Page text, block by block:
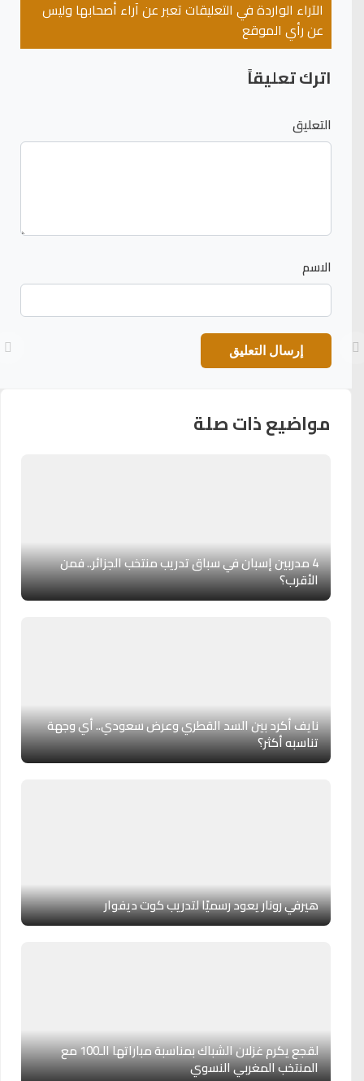
الآراء الواردة في التعليقات تعبر عن آراء أصحابها وليس
عن رأي الموقع
اترك تعليقاً
التعليق
الاسم
مواضيع ذات صلة
4 مدربين إسبان في سباق تدريب منتخب الجزائر.. فمن
الأقرب؟
نايف أكرد بين السد القطري وعرض سعودي.. أي وجهة
تناسبه أكثر؟
هيرفي رونار يعود رسميًا لتدريب كوت ديفوار
لقجع يكرم غزلان الشباك بمناسبة مباراتها الـ100 مع
المنتخب المغربي النسوي